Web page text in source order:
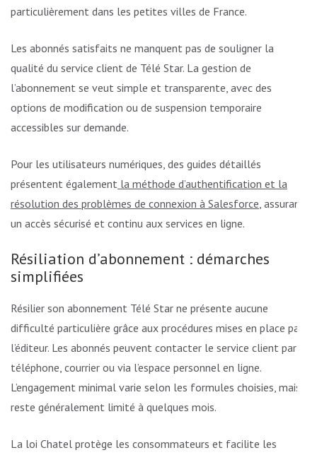
particulièrement dans les petites villes de France.
Les abonnés satisfaits ne manquent pas de souligner la
qualité du service client de Télé Star. La gestion de
l’abonnement se veut simple et transparente, avec des
options de modification ou de suspension temporaire
accessibles sur demande.
Pour les utilisateurs numériques, des guides détaillés
présentent également la méthode d’authentification et la
résolution des problèmes de connexion à Salesforce , assurant
un accès sécurisé et continu aux services en ligne.
Résiliation d’abonnement : démarches
simplifiées
Résilier son abonnement Télé Star ne présente aucune
difficulté particulière grâce aux procédures mises en place par
l’éditeur. Les abonnés peuvent contacter le service client par
téléphone, courrier ou via l’espace personnel en ligne.
L’engagement minimal varie selon les formules choisies, mais
reste généralement limité à quelques mois.
La loi Chatel protège les consommateurs et facilite les